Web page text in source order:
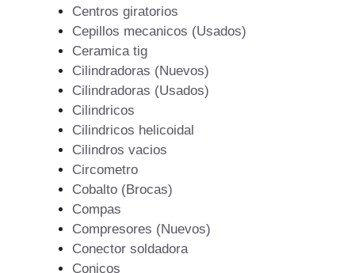
Centros giratorios
Cepillos mecanicos (Usados)
Ceramica tig
Cilindradoras (Nuevos)
Cilindradoras (Usados)
Cilindricos
Cilindricos helicoidal
Cilindros vacios
Circometro
Cobalto (Brocas)
Compas
Compresores (Nuevos)
Conector soldadora
Conicos